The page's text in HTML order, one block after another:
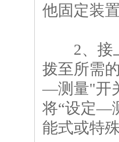
他固定装
2、接上
拨至所需
—测量"开
将“设定—
能式或特